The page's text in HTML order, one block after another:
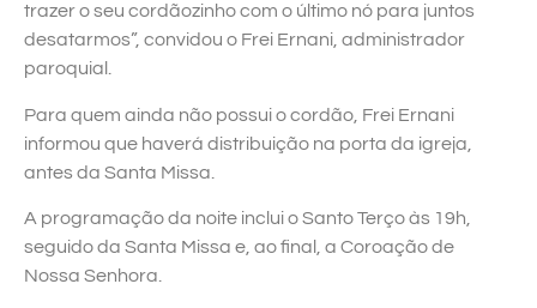
trazer o seu cordãozinho com o último nó para juntos
desatarmos”, convidou o Frei Ernani, administrador
paroquial.
Para quem ainda não possui o cordão, Frei Ernani
informou que haverá distribuição na porta da igreja,
antes da Santa Missa.
A programação da noite inclui o Santo Terço às 19h,
seguido da Santa Missa e, ao final, a Coroação de
Nossa Senhora.